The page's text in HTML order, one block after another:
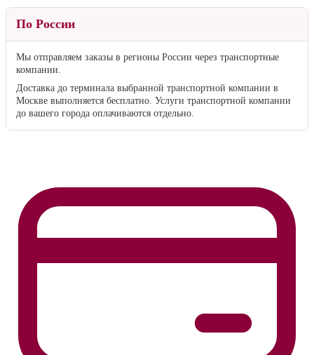
По России
Мы отправляем заказы в регионы России через транспортные
компании.
Доставка до терминала выбранной транспортной компании в
Москве выполняется бесплатно. Услуги транспортной компании
до вашего города оплачиваются отдельно.